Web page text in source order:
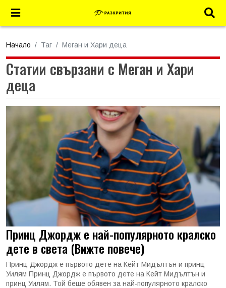
Начало Таг Меган и Хари деца
Статии свързани с Меган и Хари
деца
Принц Джордж е най-популярното кралско
дете в света (Вижте повече)
Принц Джордж е първото дете на Кейт Мидълтън и принц
Уилям Принц Джордж е първото дете на Кейт Мидълтън и
принц Уилям. Той беше обявен за най-популярното кралско